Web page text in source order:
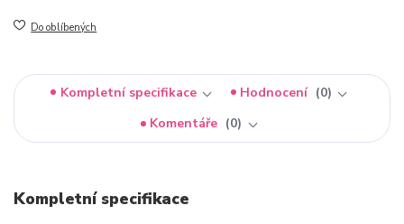
Do oblíbených
Kompletní specifikace Hodnocení
0
Komentáře
0
Kompletní specifikace